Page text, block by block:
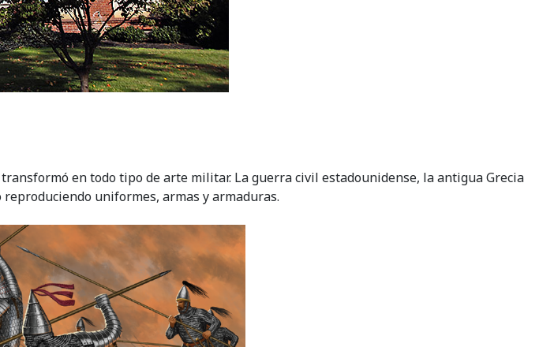
en todo tipo de arte militar. La guerra civil estadounidense, la antigua Grecia
uniformes, armas y armaduras.